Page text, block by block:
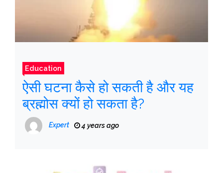
Education
ऐसी घटना कैसे हो सकती है और यह
ब्रह्मोस क्यों हो सकता है?
Expert 4 years ago